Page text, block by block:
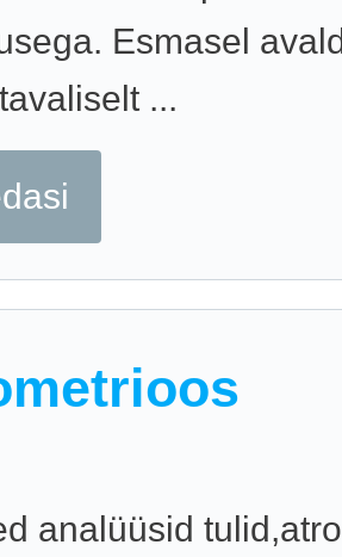
Esmasel
...
analüüsid